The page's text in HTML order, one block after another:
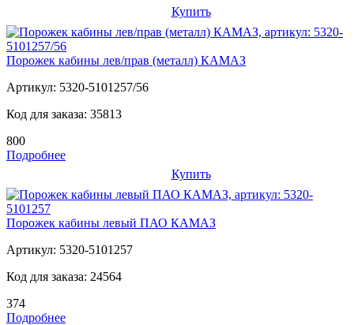
Купить
Порожек кабины лев/прав (металл) КАМАЗ
Артикул: 5320-5101257/56
Код для заказа: 35813
800
Подробнее
Купить
Порожек кабины левый ПАО КАМАЗ
Артикул: 5320-5101257
Код для заказа: 24564
374
Подробнее